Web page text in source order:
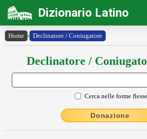
Dizionario Latino
Home › Declinatore / Coniugatore
Declinatore /
Cerca nelle forme flesse
Donazione